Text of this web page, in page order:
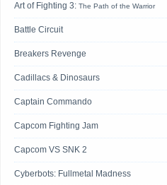
Art of Fighting 3: The Path of the Warrior
Battle Circuit
Breakers Revenge
Cadillacs & Dinosaurs
Captain Commando
Capcom Fighting Jam
Capcom VS SNK 2
Cyberbots: Fullmetal Madness